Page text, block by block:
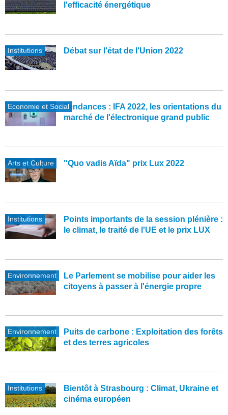
l'efficacité énergétique
Institutions Débat sur l'état de l'Union 2022
Economie et SocialTendances : IFA 2022, les orientations du
marché de l'électronique grand public
Arts et Culture "Quo vadis Aïda" prix Lux 2022
Institutions
Points importants de la session plénière :
le climat, le traité de l'UE et le prix LUX
Environnement
Le Parlement se mobilise pour aider les
citoyens à passer à l'énergie propre
Environnement
Puits de carbone : Exploitation des forêts
et des terres agricoles
Institutions
Bientôt à Strasbourg : Climat, Ukraine et
cinéma européen